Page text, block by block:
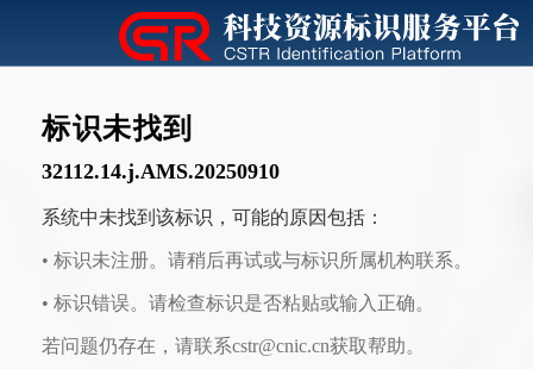
标识未找到
32112.14.j.AMS.20250910
系统中未找到该标识，可能的原因包括：
• 标识未注册。请稍后再试或与标识所属机构联系。
• 标识错误。请检查标识是否粘贴或输入正确。
若问题仍存在，请联系cstr@cnic.cn获取帮助。